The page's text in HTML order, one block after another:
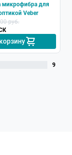
микрофибра для
Veber
руб.
9